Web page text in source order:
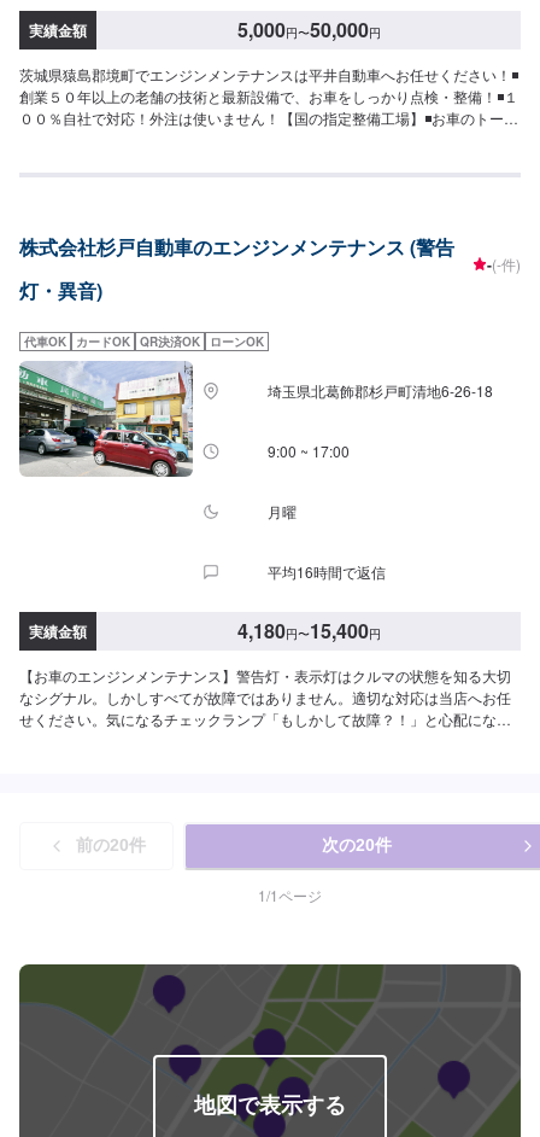
実績金額 5,000円〜50,000円
茨城県猿島郡境町でエンジンメンテナンスは平井自動車へお任せください！◾
創業５０年以上の老舗の技術と最新設備で、お車をしっかり点検・整備！◾１
００％自社で対応！外注は使いません！【国の指定整備工場】◾お車のトータ
った…★保険を使えべきなのかわからない…などのご相談もお気軽にどう
ご納得いただければ作業開始【4】仕上がり次第納車-----納期について-----納
期は通常2日～3日程度で納車となります。車種や条件などにより、納期は前
後する場合がございます。予めご了承ください。-----代車について-----無料の
料代はお客様にご負担いただいております。※内容などにより貸し出し出来か
ねる場合もございます。-----ご来店時の注意、受付方法-----入庫の際はお気を
つけてお越しください。駐車スペースは事務所前のお客様駐車スペースに駐
車してください。受付はスタッフへ「メンテモで予約しました」とお伝えく
ださい。ご案内いたします。
株式会社杉戸自動車のエンジンメンテナンス (警告
灯・異音)
-(-件)
代車OK カードOK QR決済OK ローンOK
埼玉県北葛飾郡杉戸町清地6-26-18
9:00 ~ 17:00
月曜
平均16時間で返信
実績金額 4,180円〜15,400円
【お車のエンジンメンテナンス】警告灯・表示灯はクルマの状態を知る大切
なシグナル。しかしすべてが故障ではありません。適切な対応は当店へお任
せください。気になるチェックランプ「もしかして故障？！」と心配になり
しかしたら1回分のドライブ費用が捻出できるかもしれませんし、別のメンテ
ナンス費用に充当することができるかもしれません。そうして私たちはクル
マを所有する喜びや楽しみを感じていただけるように努めます。〜今ある車
を大切に〜埼玉県北葛飾郡杉戸町の株式会社杉戸自動車<料金目安>【デフオ
の対応も、輸入車の対応も、クルマの購入もいろいろ、説明力も対応力も！
1969年に創業して以来、50年以上この地でお店を営業させていただいており
ます。チェーン店への加盟、地元の皆様の支えでここまで1歩ずつ成長をさせ
て頂きました。これからもお客様に笑顔を届けられるよう、新しいお店のオ
ープンも進んでおります。
前の20件 次の20件
1/1ページ
地図で表示する